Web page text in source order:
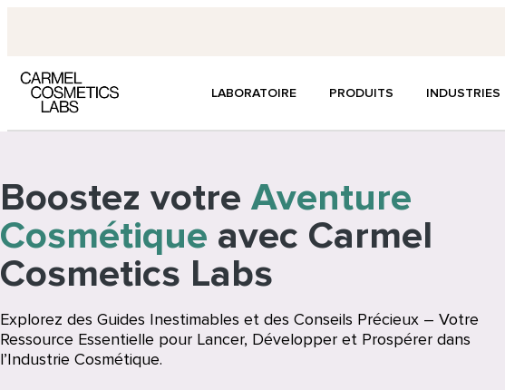
LABORATOIRE PRODUITS INDUSTRIES
Boostez votre Aventure
Cosmétique avec Carmel
Cosmetics Labs
Explorez des Guides Inestimables et des Conseils Précieux – Votre
Ressource Essentielle pour Lancer, Développer et Prospérer dans
l’Industrie Cosmétique.